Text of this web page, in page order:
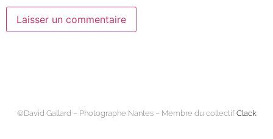
©David Gallard – Photographe Nantes – Membre du collectifClack